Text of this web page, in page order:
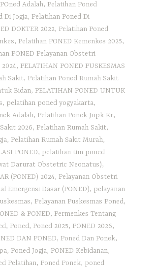
Adalah, Pelatihan Poned
Di Jogja, Pelatihan Poned Di
DOKTER 2022, Pelatihan Poned
, Pelatihan PONED Kemenkes 2025,
PONED Pelayanan Obstetri
, PELATIHAN PONED PUSKESMAS
Sakit, Pelatihan Poned Rumah Sakit
Bidan, PELATIHAN PONED UNTUK
, pelatihan poned yogyakarta,
Adalah, Pelatihan Ponek Jnpk Kr,
2026, Pelatihan Rumah Sakit‎,
, Pelatihan Rumah Sakit Murah,
PONED, pelatihan tim poned
Darurat Obstetric Neonatus),
(PONED) 2024, Pelayanan Obstetri
Emergensi Dasar (PONED), pelayanan
, Pelayanan Puskesmas Poned,
& PONED, Permenkes Tentang
, Poned, Poned 2025, PONED 2026,
DAN PONED, Poned Dan Ponek,
, Poned Jogja, PONED Kebidanan,
Pelatihan, Poned Ponek, poned